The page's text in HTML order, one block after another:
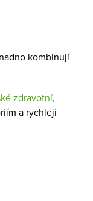
kombinují
zdravotní,
a rychleji